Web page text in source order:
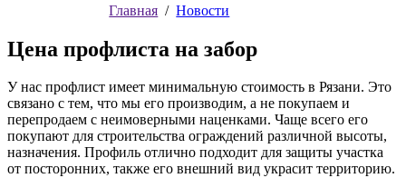
Главная /Новости
Цена профлиста на забор
У нас профлист имеет минимальную стоимость в Рязани. Это
связано с тем, что мы его производим, а не покупаем и
перепродаем с неимоверными наценками. Чаще всего его
покупают для строительства ограждений различной высоты,
назначения. Профиль отлично подходит для защиты участка
от посторонних, также его внешний вид украсит территорию.